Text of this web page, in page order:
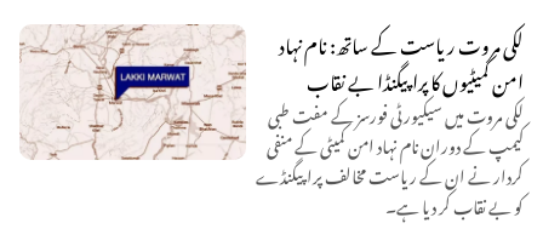
لکی مروت ریاست کے ساتھ: نام نہاد
امن کمیٹیوں کا پراپیگنڈا بے نقاب
لکی مروت میں سیکیورٹی فورسز کے مفت طبی
کیمپ کے دوران نام نہاد امن کمیٹی کے منفی
کردار نے ان کے ریاست مخالف پراپیگنڈے
کو بے نقاب کر دیا ہے۔